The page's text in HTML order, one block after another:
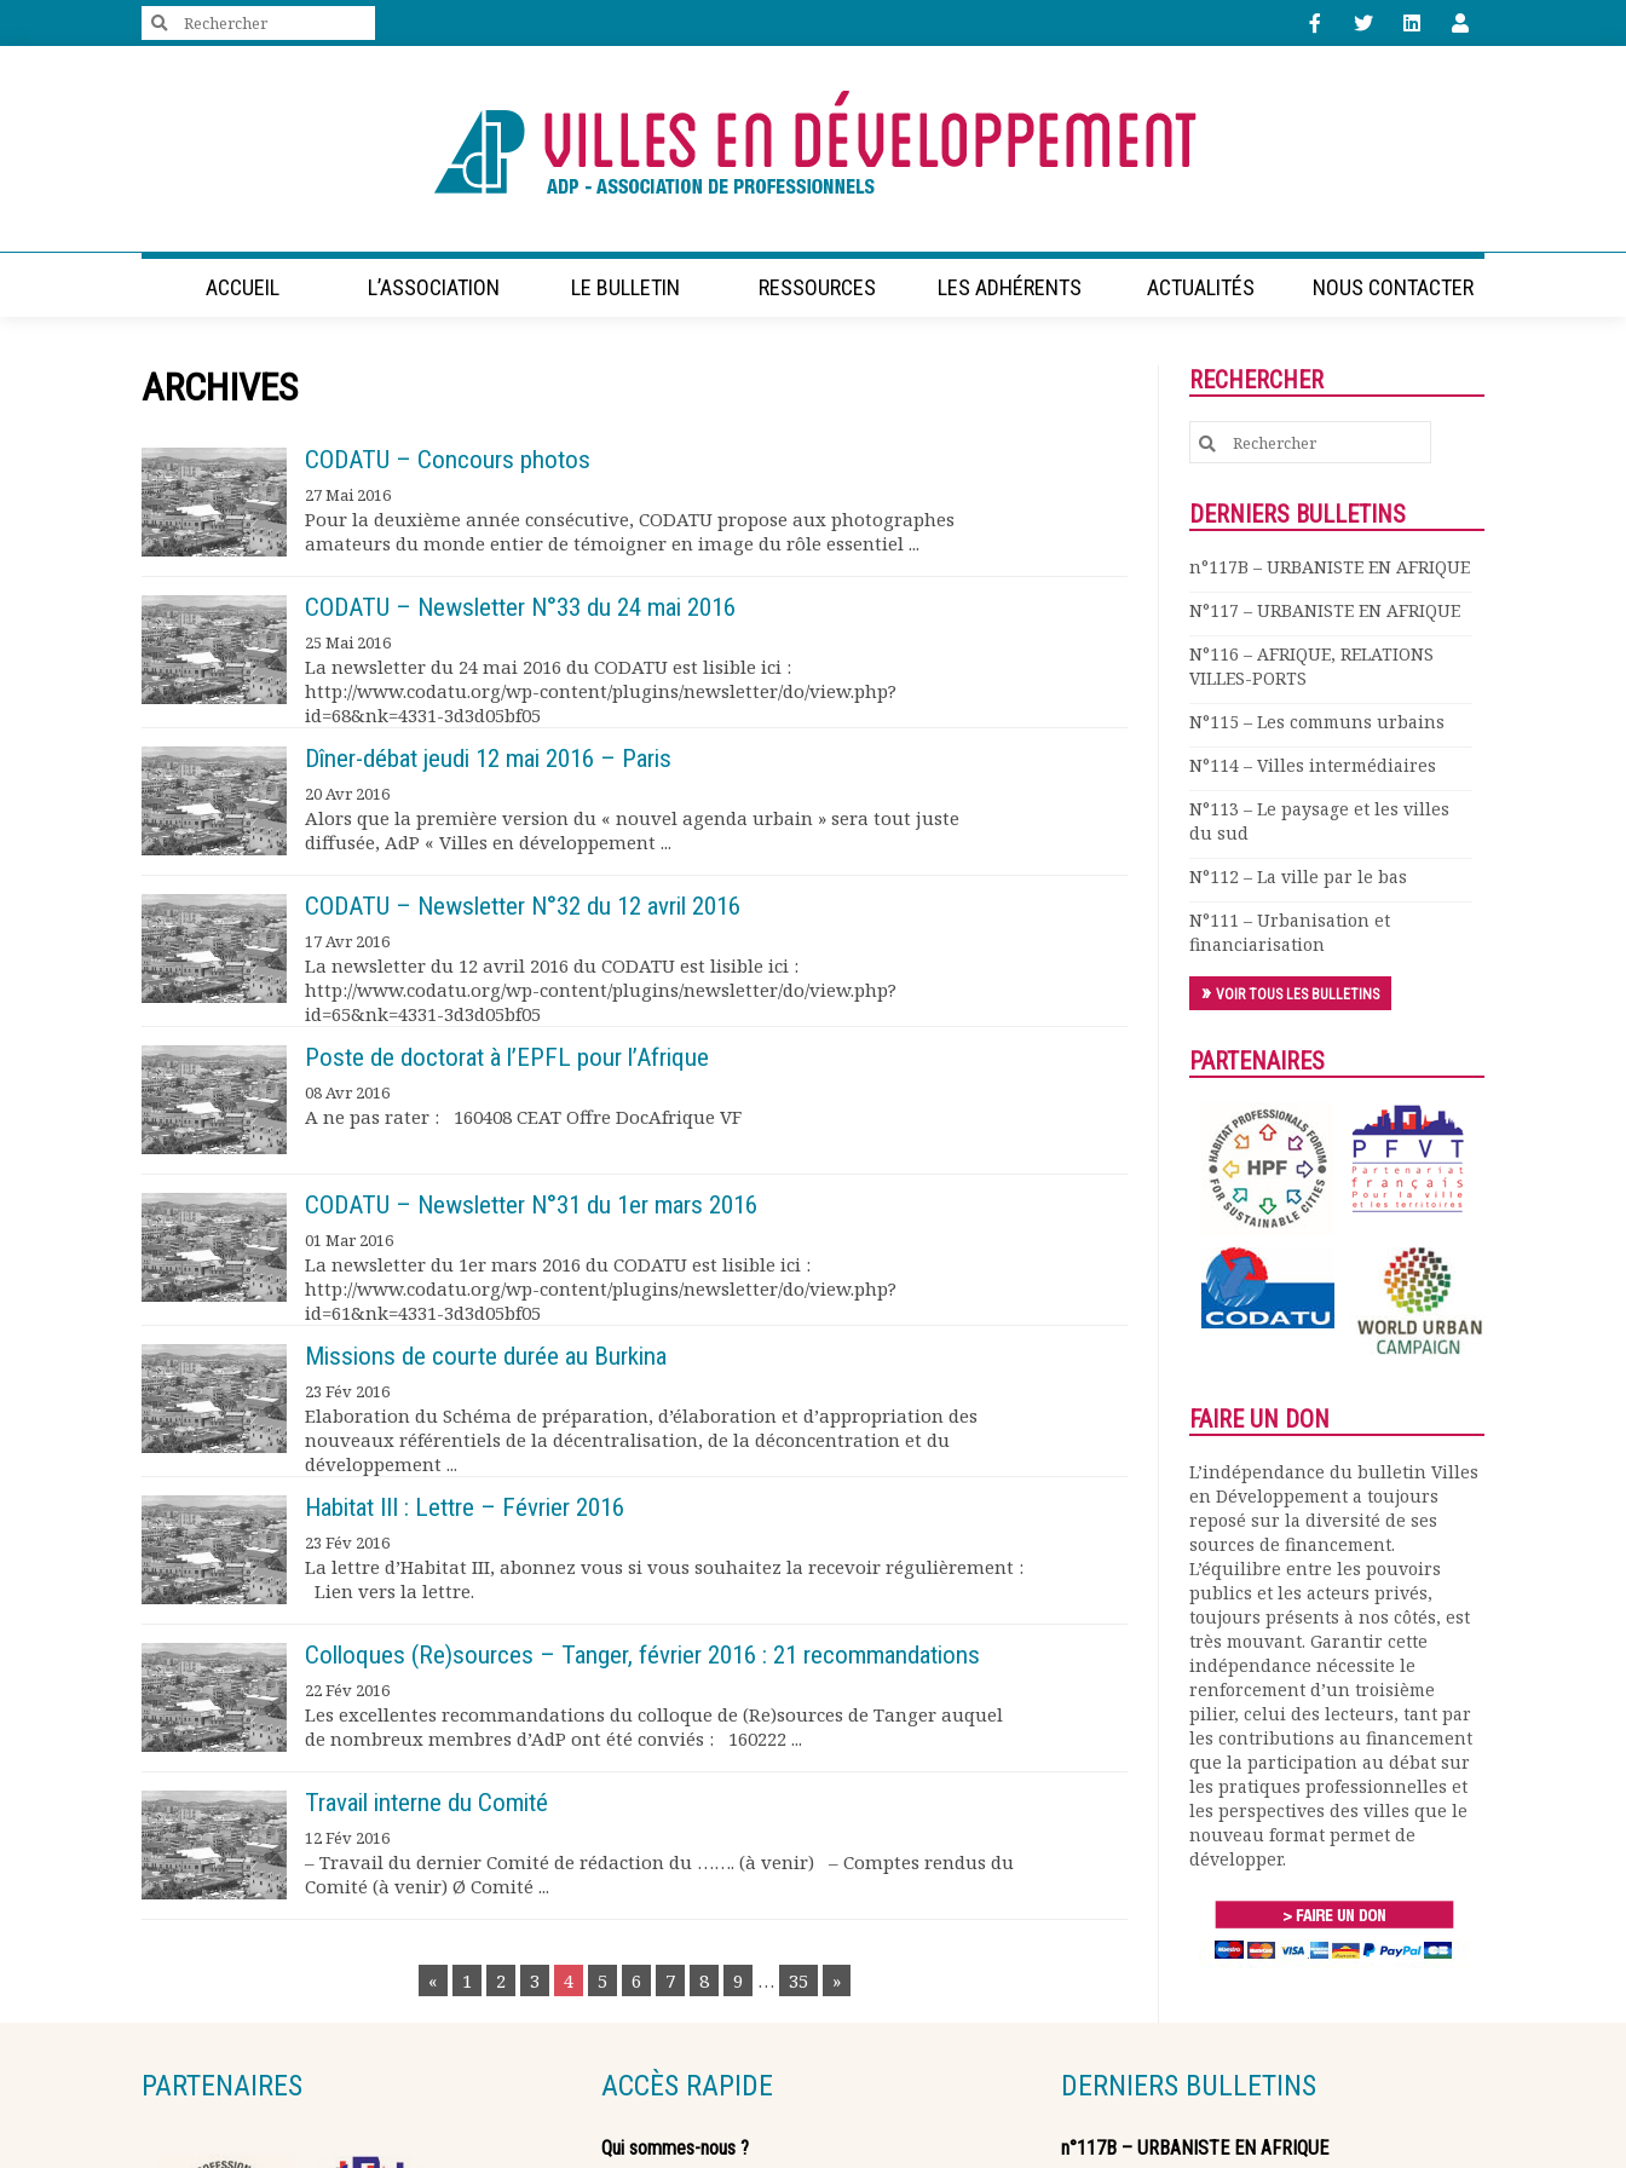
Vie de l’association
Calendrier des activités
Assemblées générales
Comptes rendus mensuels
Rapports moraux
Nous rejoindre
Présentation du bulletin
Comité de rédaction
développement
Dîners débats
Journées d’études
Concours vidéo
Evénements
Publications et rapports
Offres d’emploi
Search
ACCUEIL L’ASSOCIATION LE BULLETIN RESSOURCES LES ADHÉRENTS ACTUALITÉS NOUS CONTACTER
ARCHIVES
CODATU – Concours photos
27 Mai 2016
Pour la deuxième année consécutive, CODATU propose aux photographes
amateurs du monde entier de témoigner en image du rôle essentiel ...
CODATU – Newsletter N°33 du 24 mai 2016
25 Mai 2016
La newsletter du 24 mai 2016 du CODATU est lisible ici :
http://www.codatu.org/wp-content/plugins/newsletter/do/view.php?
id=68&nk=4331-3d3d05bf05
Dîner-débat jeudi 12 mai 2016 – Paris
20 Avr 2016
Alors que la première version du « nouvel agenda urbain » sera tout juste
diffusée, AdP « Villes en développement ...
CODATU – Newsletter N°32 du 12 avril 2016
17 Avr 2016
La newsletter du 12 avril 2016 du CODATU est lisible ici :
http://www.codatu.org/wp-content/plugins/newsletter/do/view.php?
id=65&nk=4331-3d3d05bf05
Poste de doctorat à l’EPFL pour l’Afrique
08 Avr 2016
A ne pas rater : 160408 CEAT Offre DocAfrique VF
CODATU – Newsletter N°31 du 1er mars 2016
01 Mar 2016
La newsletter du 1er mars 2016 du CODATU est lisible ici :
http://www.codatu.org/wp-content/plugins/newsletter/do/view.php?
id=61&nk=4331-3d3d05bf05
Missions de courte durée au Burkina
23 Fév 2016
Elaboration du Schéma de préparation, d’élaboration et d’appropriation des
nouveaux référentiels de la décentralisation, de la déconcentration et du
développement ...
Habitat III : Lettre – Février 2016
23 Fév 2016
La lettre d’Habitat III, abonnez vous si vous souhaitez la recevoir régulièrement :
Lien vers la lettre.
Colloques (Re)sources – Tanger, février 2016 : 21 recommandations
22 Fév 2016
Les excellentes recommandations du colloque de (Re)sources de Tanger auquel
de nombreux membres d’AdP ont été conviés : 160222 ...
Travail interne du Comité
12 Fév 2016
– Travail du dernier Comité de rédaction du ……. (à venir) – Comptes rendus du
Comité (à venir) Ø Comité ...
« 1 2 3 4 5 6 7 8 9 … 35 »
RECHERCHER
Search
for:
DERNIERS BULLETINS
n°117B – URBANISTE EN AFRIQUE
N°117 – URBANISTE EN AFRIQUE
N°116 – AFRIQUE, RELATIONS
VILLES-PORTS
N°115 – Les communs urbains
N°114 – Villes intermédiaires
N°113 – Le paysage et les villes
du sud
N°112 – La ville par le bas
N°111 – Urbanisation et
financiarisation
VOIR TOUS LES BULLETINS
PARTENAIRES
FAIRE UN DON
L’indépendance du bulletin Villes
en Développement a toujours
reposé sur la diversité de ses
sources de financement.
L’équilibre entre les pouvoirs
publics et les acteurs privés,
toujours présents à nos côtés, est
très mouvant. Garantir cette
indépendance nécessite le
renforcement d’un troisième
pilier, celui des lecteurs, tant par
les contributions au financement
que la participation au débat sur
les pratiques professionnelles et
les perspectives des villes que le
nouveau format permet de
développer.
PARTENAIRES ACCÈS RAPIDE
Qui sommes-nous ?
DERNIERS BULLETINS
n°117B – URBANISTE EN AFRIQUE